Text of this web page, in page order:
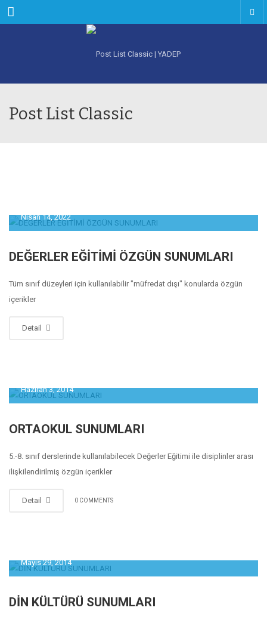
Menu
Post List Classic
Nisan 14, 2022
DEĞERLER EĞİTİMİ ÖZGÜN SUNUMLARI
Tüm sınıf düzeyleri için kullanılabilir "müfredat dışı" konularda özgün
içerikler
Detail
Haziran 3, 2014
ORTAOKUL SUNUMLARI
5.-8. sınıf derslerinde kullanılabilecek Değerler Eğitimi ile disiplinler arası
ilişkilendirilmiş özgün içerikler
Detail 0 COMMENTS
Mayıs 29, 2014
DİN KÜLTÜRÜ SUNUMLARI